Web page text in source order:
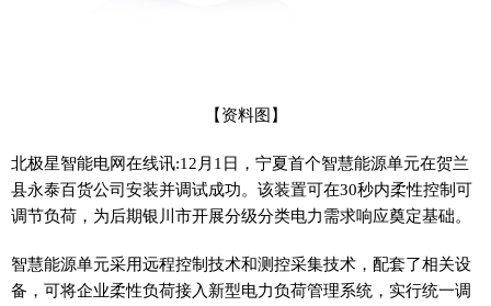
【资料图】
北极星智能电网在线讯:12月1日，宁夏首个智慧能源单元在贺兰
县永泰百货公司安装并调试成功。该装置可在30秒内柔性控制可
调节负荷，为后期银川市开展分级分类电力需求响应奠定基础。
智慧能源单元采用远程控制技术和测控采集技术，配套了相关设
备，可将企业柔性负荷接入新型电力负荷管理系统，实行统一调